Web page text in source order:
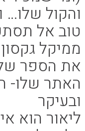
והקול שלו…
טוב אל
ממיקל
את הספר
האתר שלו-
ובעיקר
ליאור הוא